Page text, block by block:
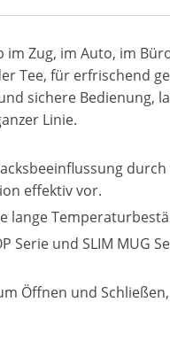
Zug, im Auto, im
Tee, für erfrischend
sichere Bedienung,
Linie.
effektiv vor.
lange
Serie und SLIM MUG
Öffnen und